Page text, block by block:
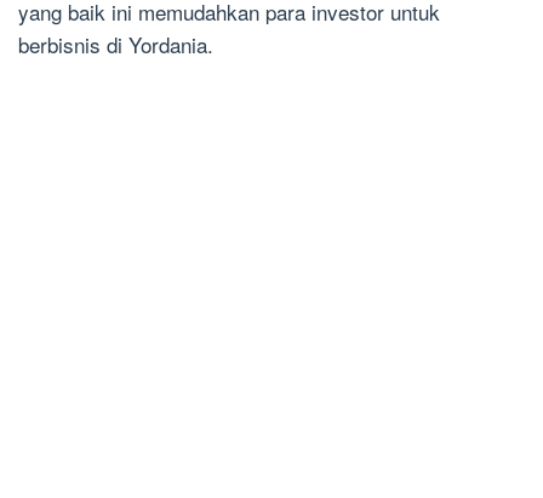
yang baik ini memudahkan para investor untuk
berbisnis di Yordania.